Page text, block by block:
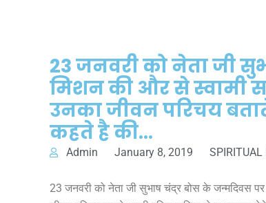
23 जनवरी को नेता जी
मिशन की और से स्वामी
उनका जीवन परिचय
कहते है की…
Admin January 8, 2019 SPIRITUAL
23 जनवरी को नेता जी सुभाष चंद्र बोस के जन्मदिवस